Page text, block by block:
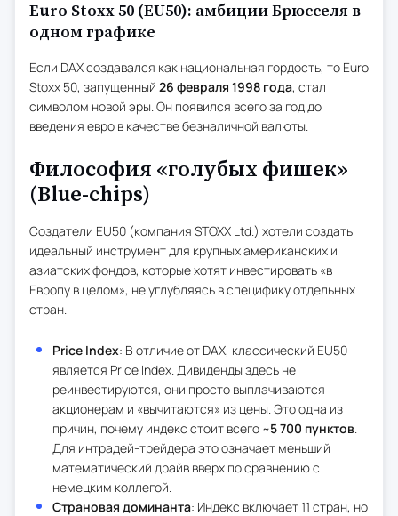
Euro Stoxx 50 (EU50): амбиции Брюсселя в
одном графике
Если DAX создавался как национальная гордость, то Euro
Stoxx 50, запущенный 26 февраля 1998 года, стал
символом новой эры. Он появился всего за год до
введения евро в качестве безналичной валюты.
Философия «голубых фишек»
(Blue-chips)
Создатели EU50 (компания STOXX Ltd.) хотели создать
идеальный инструмент для крупных американских и
азиатских фондов, которые хотят инвестировать «в
Европу в целом», не углубляясь в специфику отдельных
стран.
Price Index: В отличие от DAX, классический EU50
является Price Index. Дивиденды здесь не
реинвестируются, они просто выплачиваются
акционерам и «вычитаются» из цены. Это одна из
причин, почему индекс стоит всего ~5 700 пунктов.
Для интрадей-трейдера это означает меньший
математический драйв вверх по сравнению с
немецким коллегой.
Страновая доминанта: Индекс включает 11 стран, но